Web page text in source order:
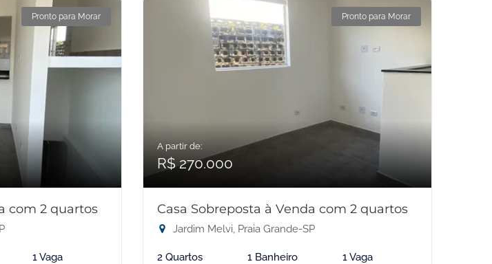
Pronto para Morar
com 2 quartos
1 Vaga
Pronto para Morar
A partir de:
R$ 270.000
Casa Sobreposta à Venda com 2 quartos
Jardim Melvi, Praia Grande-SP
2 Quartos 1 Banheiro 1 Vaga